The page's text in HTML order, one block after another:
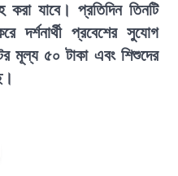
যাবে। প্রতিদিন তিনটি
প্রবেশের সুযোগ
মূল্য ৫০ টাকা এবং শিশুদের